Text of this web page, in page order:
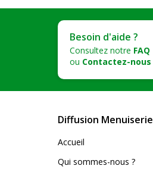
Besoin d'aide ?
Consultez notre FAQ
ou Contactez-nous
Diffusion Menuiserie
Accueil
Qui sommes-nous ?